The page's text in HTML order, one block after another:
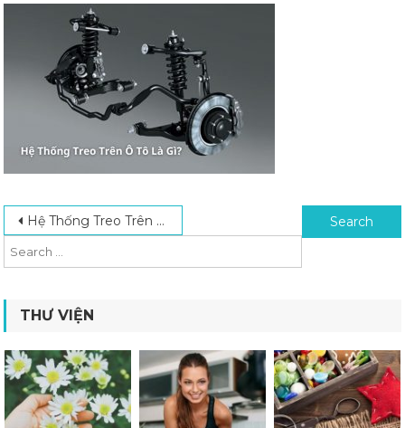
Post navigation
Hệ Thống Treo Trên Ô Tô Là Gì? Một Số Hệ Thống Treo Phổ Biến Search for:
THƯ VIỆN